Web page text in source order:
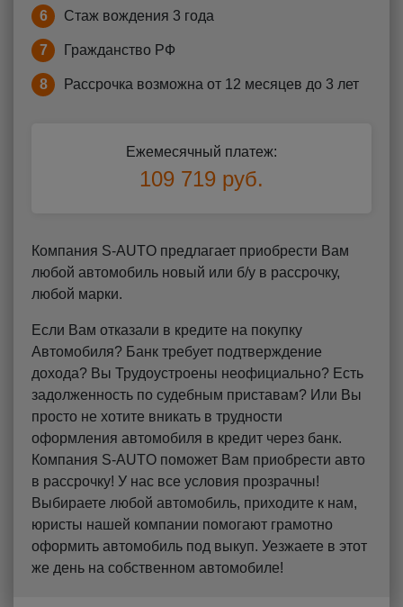
6 Стаж вождения 3 года
7 Гражданство РФ
8 Рассрочка возможна от 12 месяцев до 3 лет
Ежемесячный платеж:
109 719 руб.
Компания S-AUTO предлагает приобрести Вам
любой автомобиль новый или б/у в рассрочку,
любой марки.
Если Вам отказали в кредите на покупку
Автомобиля? Банк требует подтверждение
дохода? Вы Трудоустроены неофициально? Есть
задолженность по судебным приставам? Или Вы
просто не хотите вникать в трудности
оформления автомобиля в кредит через банк.
Компания S-AUTO поможет Вам приобрести авто
в рассрочку! У нас все условия прозрачны!
Выбираете любой автомобиль, приходите к нам,
юристы нашей компании помогают грамотно
оформить автомобиль под выкуп. Уезжаете в этот
же день на собственном автомобиле!